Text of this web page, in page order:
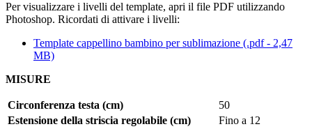
Per visualizzare i livelli del template, apri il file PDF utilizzando
Photoshop. Ricordati di attivare i livelli:
Template cappellino bambino per sublimazione (.pdf - 2,47
MB)
MISURE
Circonferenza testa (cm)
50
Estensione della striscia regolabile (cm)
Fino a 12